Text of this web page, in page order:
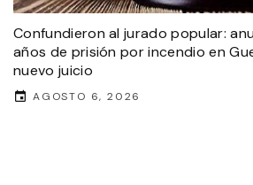
Confundieron al jurado popular:
años de prisión por incendio en
nuevo juicio
AGOSTO 6, 2026